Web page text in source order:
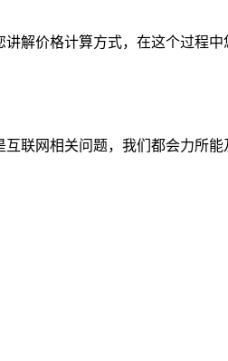
解价格计算方式，在这个过程
联网相关问题，我们都会力所